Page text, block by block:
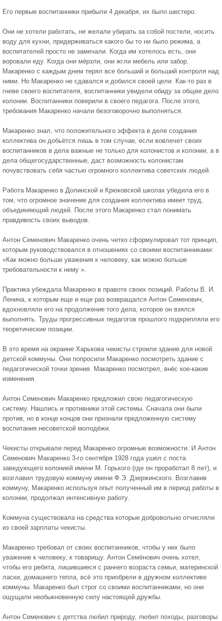
Его первые воспитанники прибыли 4 декабря, их было шестеро.
Они не хотели работать, не желали убирать за собой постели, носить
воду для кухни, придерживаться какого бы то ни было режима, а
воспитателей просто не замечали. Когда им хотелось есть, они
воровали еду. Когда они мёрзли, они жгли мебель или забор.
Макаренко с каждым днем терял все больший и больший контроля над
ними. Но Макаренко не сдавался и добился своей цели. Как-то раз в
гневе своего воспитателя, воспитанники увидели обиду за общее дело
колонии. Воспитанники поверили в своего педагога. После этого,
требования Макаренко начали безоговорочно выполняться.
Макаренко знал, что положительного эффекта в деле создания
коллектива он добьётся лишь в том случае, если вовлечет своих
воспитанников в дела важные не только для колонистов и колонии, а в
дела общегосударственные, даст возможность колонистам
почувствовать себя частью огромного коллектива советских людей.
Работа Макаренко в Долинской и Крюковской школах убедила его в
том, что огромное значение для создания коллектива имеет труд,
объединяющий людей. После этого Макаренко стал понимать
правдивость своих выводов.
Антон Семенович Макаренко очень четко сформулировал тот принцип,
которым руководствовался в отношениях со своими воспитанниками:
«Как можно больше уважения к человеку, как можно больше
требовательности к нему ».
Практика убеждала Макаренко в правоте своих позиций. Работы В. И.
Ленина, к которым еще и еще раз возвращался Антон Семенович,
вдохновляли его на продолжение того дела, которое он взялся
выполнять. Труды прогрессивных педагогов прошлого подкрепляли его
теоретические позиции.
В это время на окраине Харькова чекисты строили здание для новой
детской коммуны. Они попросили Макаренко посмотреть здание с
педагогической точки зрения. Макаренко посмотрел, внёс кое-какие
изменения.
Антон Семенович Макаренко предложил свою педагогическую
систему. Нашлись и противники этой системы. Сначала они были
против, но в конце концов они признали предложенную систему
воспитания несоветской молодёжи.
Чекисты открывали перед Макаренко огромные возможности. И Антон
Семенович Макаренко 3-го сентября 1928 года ушел с поста
заведующего колонией имени М. Горького (где он проработал 8 лет), и
возглавил трудовую коммуну имени Ф.Э. Дзержинского. Возглавив
коммуну, Макаренко используя опыт полученный им в период работы в
колонии, продолжал интенсивную работу.
Коммуна существовала на средства которые добровольно отчисляли
из своей зарплаты чекисты.
Макаренко требовал от своих воспитанников, чтобы у них было
уважение к человеку, к товарищу. Антон Семёнович очень хотел,
чтобы его ребята, лишившиеся с раннего возраста семьи, материнской
ласки, домашнего тепла, всё это приобрели в дружном коллективе
коммуны. Макаренко был строг со своими воспитанниками, но они
ощущали необыкновенную силу настоящей дружбы.
Антон Семенович с детства любил природу, любил походы, разговоры